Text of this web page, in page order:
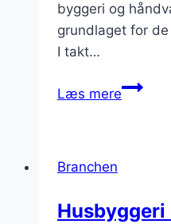
byggeri og
grundlaget for
I takt…
Læs mere
for
Branchen
Husbyggeri